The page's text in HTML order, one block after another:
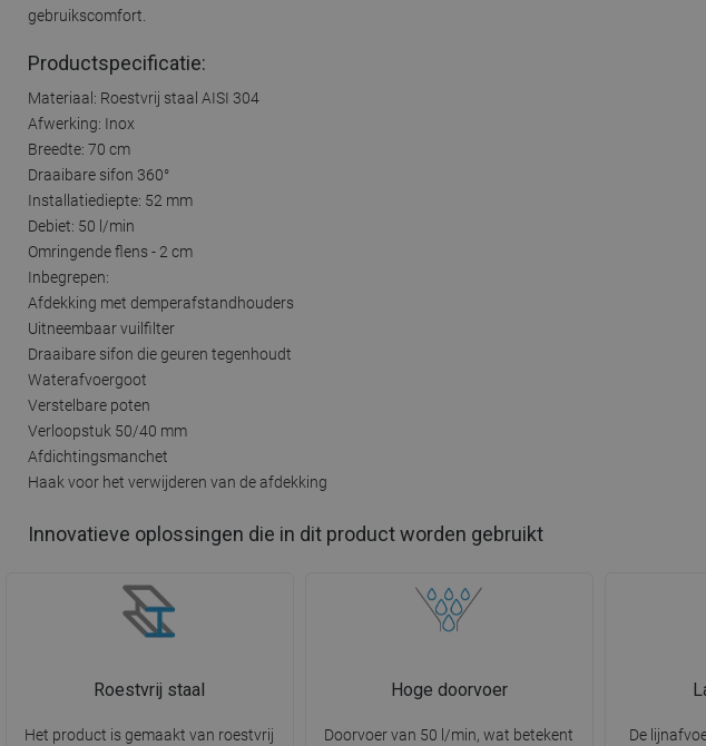
gebruikscomfort.
Productspecificatie:
Materiaal: Roestvrij staal AISI 304
Afwerking: Inox
Breedte: 70 cm
Draaibare sifon 360°
Installatiediepte: 52 mm
Debiet: 50 l/min
Omringende flens - 2 cm
Inbegrepen:
Afdekking met demperafstandhouders
Uitneembaar vuilfilter
Draaibare sifon die geuren tegenhoudt
Waterafvoergoot
Verstelbare poten
Verloopstuk 50/40 mm
Afdichtingsmanchet
Haak voor het verwijderen van de afdekking
Innovatieve oplossingen die in dit product worden gebruikt
Roestvrij staal
Het product is gemaakt van roestvrij
Hoge doorvoer
Doorvoer van 50 l/min, wat betekent
De